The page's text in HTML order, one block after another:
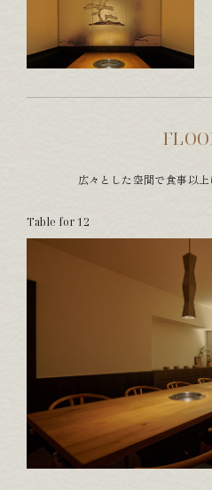
広々とした空間で食事以
Table for 12